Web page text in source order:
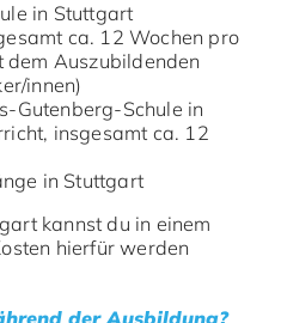
in Stuttgart
ca. 12 Wochen pro
dem Auszubildenden
innen)
Gutenberg-Schule in
insgesamt ca. 12
in Stuttgart
kannst du in einem
hierfür werden